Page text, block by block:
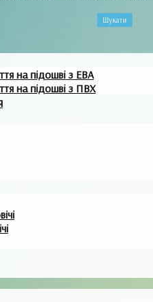
Шукати
на підошві з ЕВА
на підошві з ПВХ